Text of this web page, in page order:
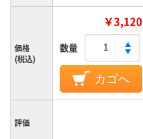
価格
(税込)
￥3,120
数量
カゴへ
評価